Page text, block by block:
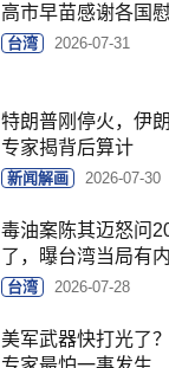
高市早苗感谢各国
台湾 2026-07-31
特朗普刚停火，伊
专家揭背后算计
新闻解画 2026-07-30
毒油案陈其迈怒问
了，曝台湾当局有
台湾 2026-07-28
美军武器快打光了